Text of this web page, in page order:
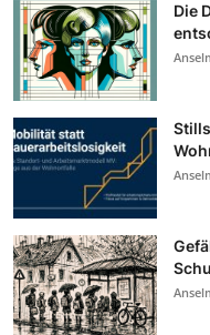
Die